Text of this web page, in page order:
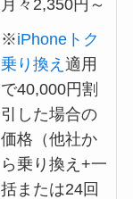
月々2,350円～
※iPhoneトク
乗り換え適用
で40,000円割
引した場合の
価格（他社か
ら乗り換え+一
括または24回